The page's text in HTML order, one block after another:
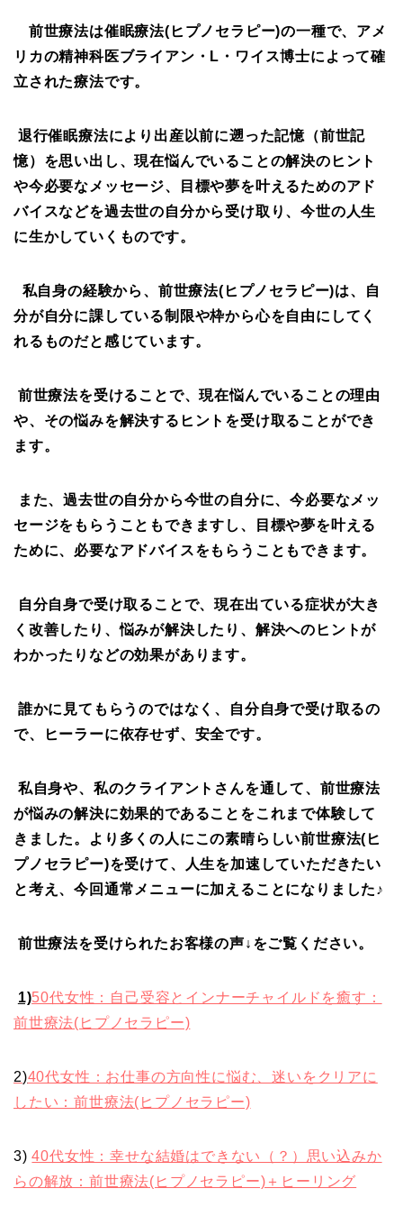
前世療法は催眠療法(ヒプノセラピー)の一種で、アメ
リカの精神科医ブライアン・L・ワイス博士によって確
立された療法です。
退行催眠療法により出産以前に遡った記憶（前世記
憶）を思い出し、現在悩んでいることの解決のヒント
や今必要なメッセージ、目標や夢を叶えるためのアド
バイスなどを過去世の自分から受け取り、今世の人生
に生かしていくものです。
私自身の経験から、前世療法(ヒプノセラピー)は、自
分が自分に課している制限や枠から心を自由にしてく
れるものだと感じています。
前世療法を受けることで、現在悩んでいることの理由
や、その悩みを解決するヒントを受け取ることができ
ます。
また、過去世の自分から今世の自分に、今必要なメッ
セージをもらうこともできますし、目標や夢を叶える
ために、必要なアドバイスをもらうこともできます。
自分自身で受け取ることで、現在出ている症状が大き
く改善したり、悩みが解決したり、解決へのヒントが
わかったりなどの効果があります。
誰かに見てもらうのではなく、自分自身で受け取るの
で、ヒーラーに依存せず、安全です。
私自身や、私のクライアントさんを通して、前世療法
が悩みの解決に効果的であることをこれまで体験して
きました。より多くの人にこの素晴らしい前世療法(ヒ
プノセラピー)を受けて、人生を加速していただきたい
と考え、今回通常メニューに加えることになりました♪
前世療法を受けられたお客様の声↓をご覧ください。
1)50代女性：自己受容とインナーチャイルドを癒す：
前世療法(ヒプノセラピー)
2)40代女性：お仕事の方向性に悩む、迷いをクリアに
したい：前世療法(ヒプノセラピー)
3)40代女性：幸せな結婚はできない（？）思い込みか
らの解放：前世療法(ヒプノセラピー)＋ヒーリング